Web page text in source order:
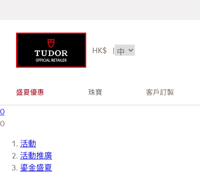
HK$ |
盛夏優惠 珠寶 客戶訂製
0
0
活動
活動推廣
鎏金盛夏